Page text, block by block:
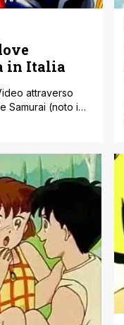
in Italia
attraverso
Samurai (noto in
€/mese dopo un